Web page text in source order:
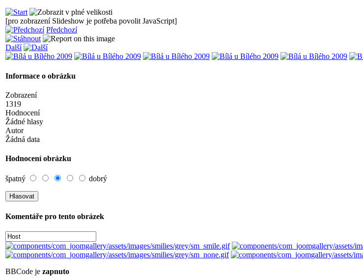
[pro zobrazení Slideshow je potřeba povolit JavaScript]
Předchozí
Další
Informace o obrázku
Zobrazení
1319
Hodnocení
Žádné hlasy
Autor
Žádná data
Hodnocení obrázku
špatný dobrý
Komentáře pro tento obrázek
BBCode je zapnuto